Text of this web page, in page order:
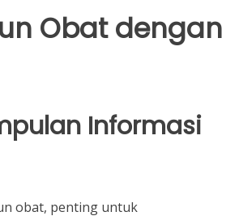
Obat dengan
Informasi
obat, penting untuk